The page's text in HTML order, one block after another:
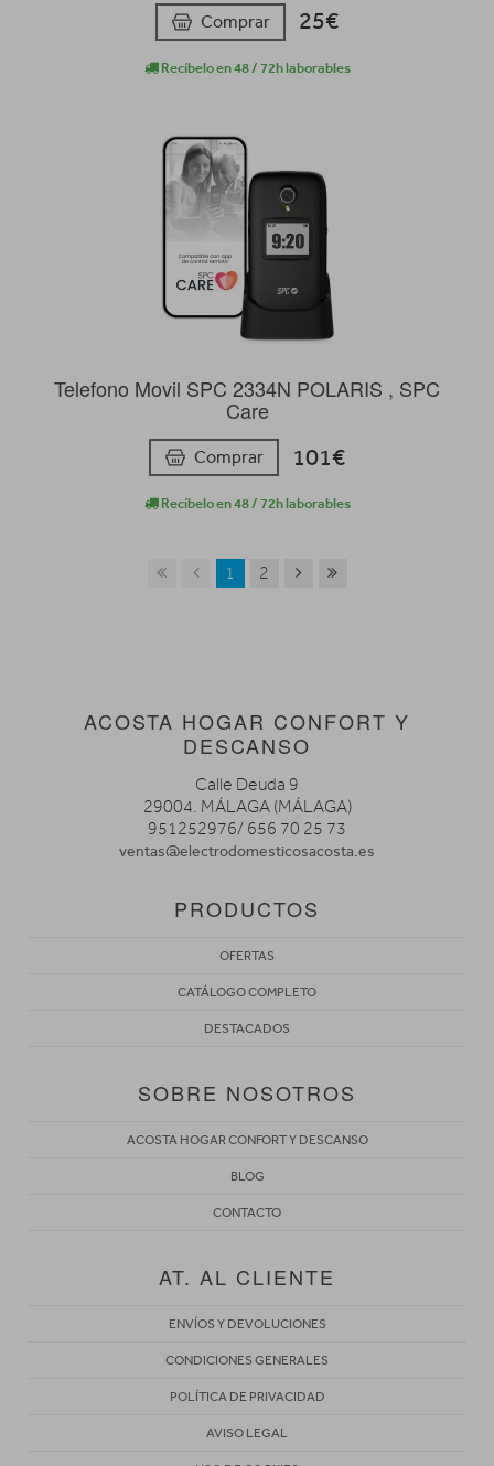
Comprar 25€
Recíbelo en 48 / 72h laborables
Telefono Movil SPC 2334N POLARIS , SPC
Care
Comprar 101€
Recíbelo en 48 / 72h laborables
1 2
ACOSTA HOGAR CONFORT Y
DESCANSO
Calle Deuda 9
29004. MÁLAGA (MÁLAGA)
951252976/ 656 70 25 73
ventas@electrodomesticosacosta.es
PRODUCTOS
OFERTAS
CATÁLOGO COMPLETO
DESTACADOS
SOBRE NOSOTROS
ACOSTA HOGAR CONFORT Y DESCANSO
BLOG
CONTACTO
AT. AL CLIENTE
ENVÍOS Y DEVOLUCIONES
CONDICIONES GENERALES
POLÍTICA DE PRIVACIDAD
AVISO LEGAL